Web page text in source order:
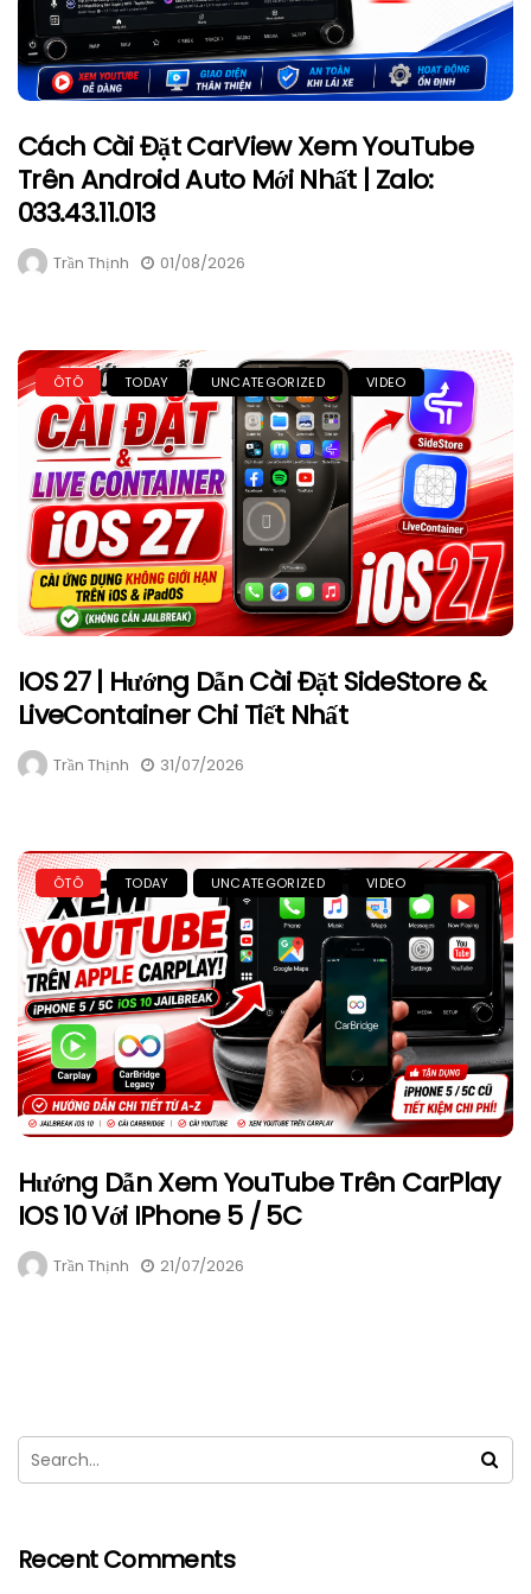
Cách Cài Đặt CarView Xem YouTube
Trên Android Auto Mới Nhất | Zalo:
033.43.11.013
Trần Thịnh 01/08/2026
ÔTÔ TODAY UNCATEGORIZED VIDEO
IOS 27 | Hướng Dẫn Cài Đặt SideStore &
LiveContainer Chi Tiết Nhất
Trần Thịnh 31/07/2026
ÔTÔ TODAY UNCATEGORIZED VIDEO
Hướng Dẫn Xem YouTube Trên CarPlay
IOS 10 Với IPhone 5 / 5C
Trần Thịnh 21/07/2026
Recent Comments